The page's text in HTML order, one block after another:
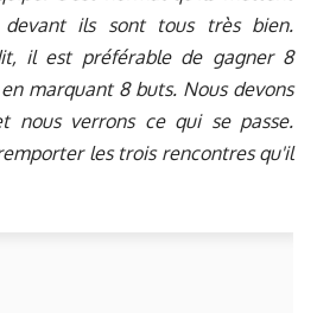
ils sont tous très bien.
il est préférable de gagner 8
marquant 8 buts. Nous devons
nous verrons ce qui se passe.
les trois rencontres qu'il